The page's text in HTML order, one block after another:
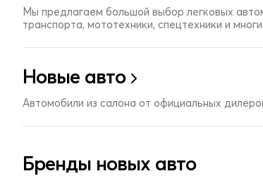
Мы предлагаем большой выбор легковых
транспорта, мототехники, спецтехники и
Новые авто
Автомобили из салона от официальных
Бренды новых авто